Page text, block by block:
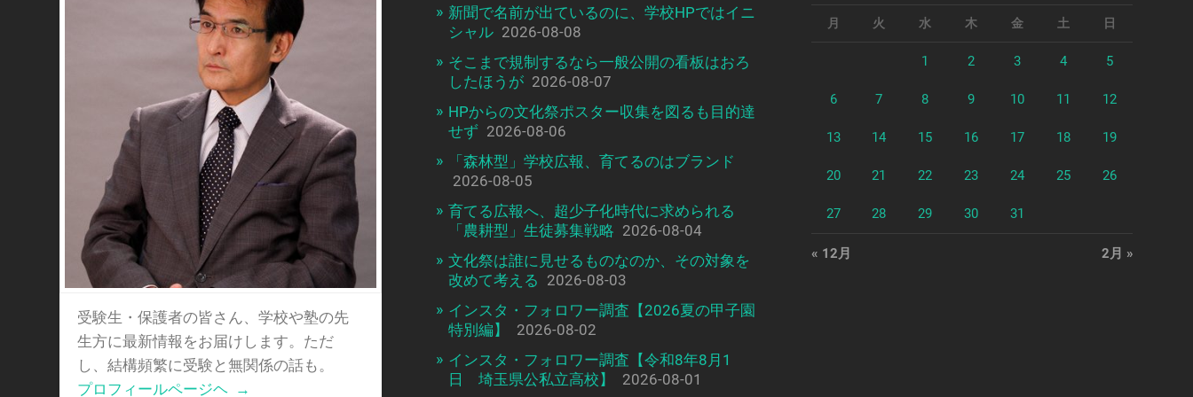
受験生・保護者の皆さん、学校や塾の先
生方に最新情報をお届けします。ただ
し、結構頻繁に受験と無関係の話も。
プロフィールページヘ →
新聞で名前が出ているのに、学校HPではイニ
シャル 2026-08-08
そこまで規制するなら一般公開の看板はおろ
したほうが 2026-08-07
HPからの文化祭ポスター収集を図るも目的達
せず 2026-08-06
「森林型」学校広報、育てるのはブランド
2026-08-05
育てる広報へ、超少子化時代に求められる
「農耕型」生徒募集戦略 2026-08-04
文化祭は誰に見せるものなのか、その対象を
改めて考える 2026-08-03
インスタ・フォロワー調査【2026夏の甲子園
特別編】
2026-08-02
インスタ・フォロワー調査【令和8年8月1
日 埼玉県公私立高校】
2026-08-01
月 火 水 木 金 土 日
1 2 3 4 5
6 7 8 9 10 11 12
13 14 15 16 17 18 19
20 21 22 23 24 25 26
27 28 29 30 31
« 12月 2月 »